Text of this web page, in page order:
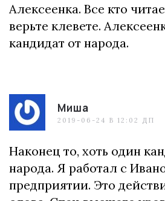
Алексеенка. Все кто
верьте клевете.
кандидат от народа.
Миша
2019-06-24 В 12:02 ДП
Наконец то, хоть один
народа. Я работал с
предприятии. Это